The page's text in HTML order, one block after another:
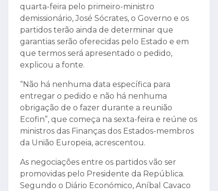
quarta-feira pelo primeiro-ministro
demissionário, José Sócrates, o Governo e os
partidos terão ainda de determinar que
garantias serão oferecidas pelo Estado e em
que termos será apresentado o pedido,
explicou a fonte.
“Não há nenhuma data específica para
entregar o pedido e não há nenhuma
obrigação de o fazer durante a reunião
Ecofin”, que começa na sexta-feira e reúne os
ministros das Finanças dos Estados-membros
da União Europeia, acrescentou.
As negociações entre os partidos vão ser
promovidas pelo Presidente da República.
Segundo o Diário Económico, Aníbal Cavaco